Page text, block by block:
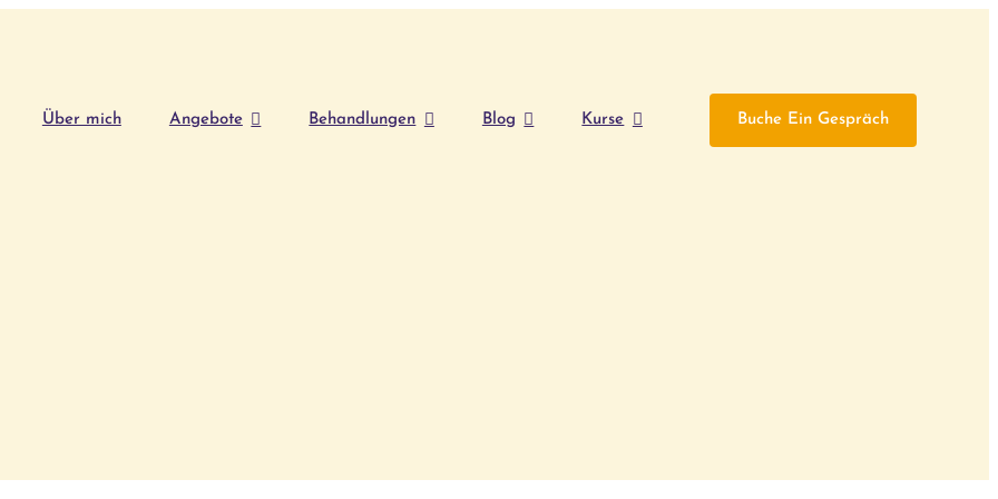
Über mich Angebote Behandlungen Blog Kurse Buche Ein Gespräch